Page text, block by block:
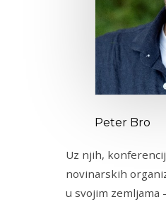
Peter Bro
Uz njih,
novinarskih
u svojim zemljama